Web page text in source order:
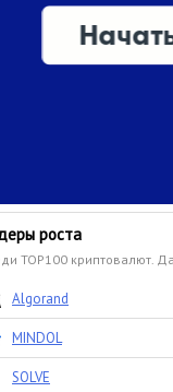
роста
TOP100 криптовалют.
Algorand
MINDOL
SOLVE